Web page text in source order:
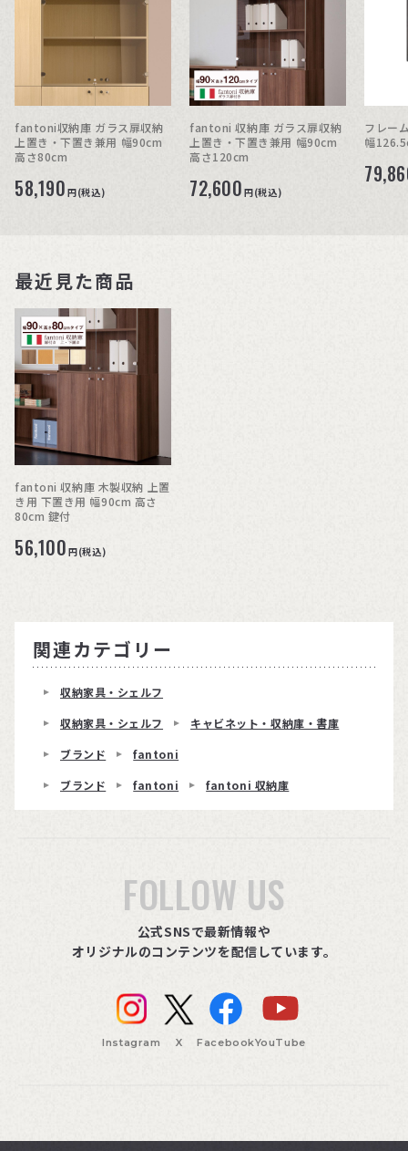
fantoni収納庫 ガラス扉収納
上置き・下置き兼用 幅90cm
高さ80cm
58,190 円(税込)
fantoni 収納庫 ガラス扉収納
上置き・下置き兼用 幅90cm
高さ120cm
72,600 円(税込)
フレー
幅
最近見た商品
fantoni 収納庫 木製収納 上置
き用 下置き用 幅90cm 高さ
80cm 鍵付
56,100 円(税込)
関連カテゴリー
収納家具・シェルフ
収納家具・シェルフ
キャビネット・収納庫・書庫
ブランド
fantoni
ブランド
fantoni fantoni 収納庫
FOLLOW US
公式SNSで最新情報や
オリジナルのコンテンツを配信しています。
Instagram X FacebookYouTube